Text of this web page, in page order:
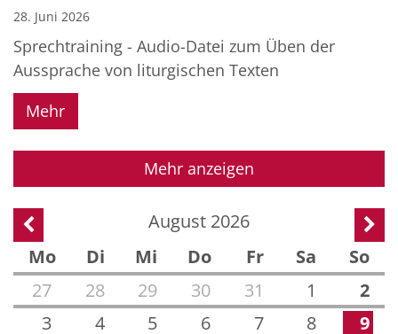
28. Juni 2026
Sprechtraining - Audio-Datei zum Üben der
Aussprache von liturgischen Texten
Mehr
Mehr anzeigen
Vorherige Seite August 2026
Mo
Di Mi Do Fr Sa
So
27
28 29 30 31 1
2
3
4 5 6 7 8 9